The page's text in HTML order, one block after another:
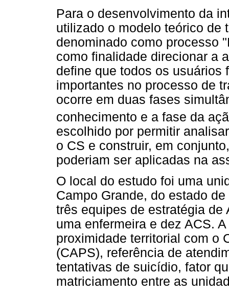
Para o desenvolvimento da
utilizado o modelo teórico de
denominado como processo
como finalidade direcionar a
define que todos os usuários
importantes no processo de
ocorre em duas fases
conhecimento e a fase da
escolhido por permitir
o CS e construir, em
poderiam ser aplicadas na
O local do estudo foi uma
Campo Grande, do estado
três equipes de estratégia
uma enfermeira e dez ACS.
proximidade territorial com o
(CAPS), referência de
tentativas de suicídio, fator
matriciamento entre as